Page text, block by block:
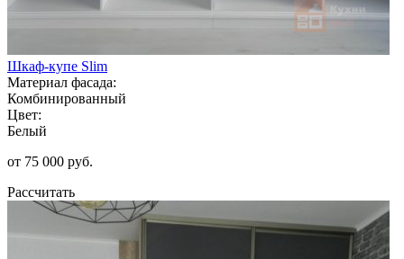
Шкаф-купе Slim
Материал фасада:
Комбинированный
Цвет:
Белый
от 75 000 руб.
Рассчитать